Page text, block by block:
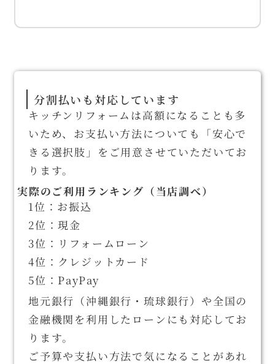
分割払いも対応しています
キッチンリフォームは高額になることも多
いため、お支払い方法についても「安心で
きる選択肢」をご用意させていただいてお
ります。
実際のご利用ランキング（当店調べ）
1位：お振込
2位：現金
3位：リフォームローン
4位：クレジットカード
5位：PayPay
地元銀行（沖縄銀行・琉球銀行）や全国の
金融機関を利用したローンにも対応してお
ります。
ご予算や支払い方法で気になることがあれ